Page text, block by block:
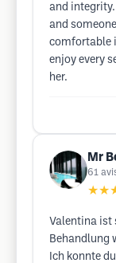
and
and
comfortable
enjoy every
her.
Mr
61
Valentina ist
Behandlung
Ich konnte